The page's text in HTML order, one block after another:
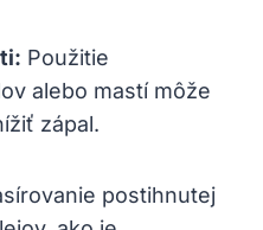
Použitie
alebo mastí môže
zápal.
postihnutej